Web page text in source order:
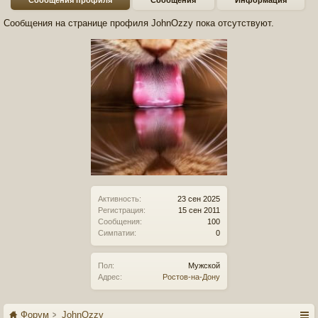
Активность:
23 сен 2025
Регистрация:
15 сен 2011
Сообщения:
100
Симпатии:
0
Пол:
Мужской
Адрес:
Ростов-на-Дону
Сообщения на странице профиля JohnOzzy пока отсутствуют.
Форум JohnOzzy